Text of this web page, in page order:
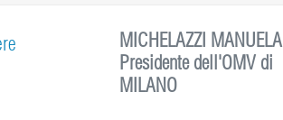
MICHELAZZI MANUELA
Presidente dell'OMV di
MILANO